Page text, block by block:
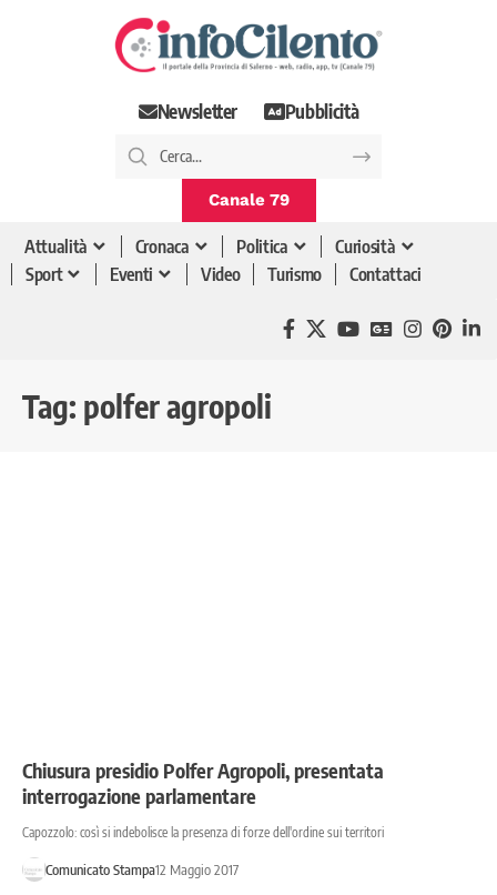
Newsletter Pubblicità
Canale 79
Attualità Cronaca Politica
Curiosità
Sport
Eventi Video Turismo Contattaci
Tag: polfer agropoli
Chiusura presidio Polfer Agropoli, presentata
interrogazione parlamentare
Capozzolo: così si indebolisce la presenza di forze dell'ordine sui territori
Comunicato Stampa12 Maggio 2017